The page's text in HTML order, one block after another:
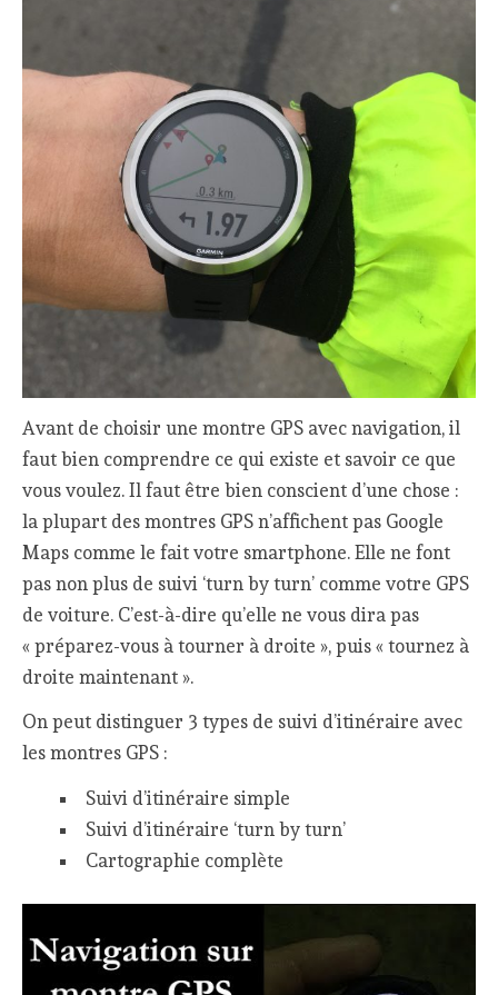
Avant de choisir une montre GPS avec navigation, il
faut bien comprendre ce qui existe et savoir ce que
vous voulez. Il faut être bien conscient d’une chose :
la plupart des montres GPS n’affichent pas Google
Maps comme le fait votre smartphone. Elle ne font
pas non plus de suivi ‘turn by turn’ comme votre GPS
de voiture. C’est-à-dire qu’elle ne vous dira pas
« préparez-vous à tourner à droite », puis « tournez à
droite maintenant ».
On peut distinguer 3 types de suivi d’itinéraire avec
les montres GPS :
Suivi d’itinéraire simple
Suivi d’itinéraire ‘turn by turn’
Cartographie complète